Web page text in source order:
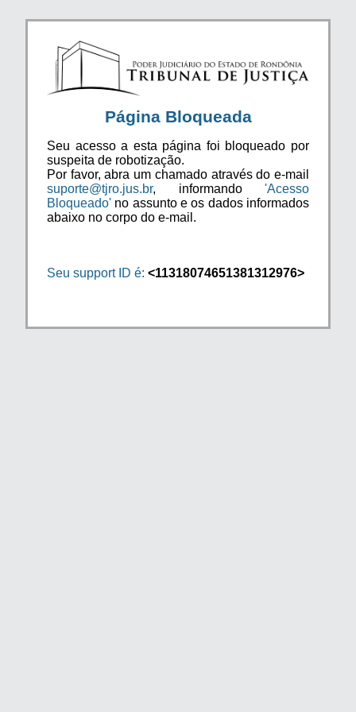
Página Bloqueada
Seu acesso a esta página foi bloqueado por
suspeita de robotização.
Por favor, abra um chamado através do e-mail
suporte@tjro.jus.br, informando 'Acesso
Bloqueado' no assunto e os dados informados
abaixo no corpo do e-mail.
Seu support ID é: <11318074651381312976>